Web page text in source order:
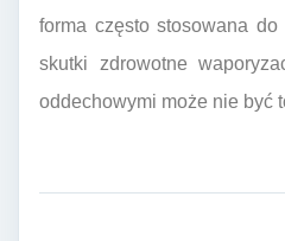
forma często stosowana
skutki zdrowotne
oddechowymi może nie być